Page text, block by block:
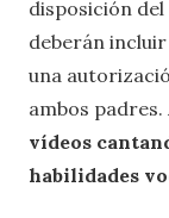
disposición del
deberán
una
ambos
vídeos
habilidades